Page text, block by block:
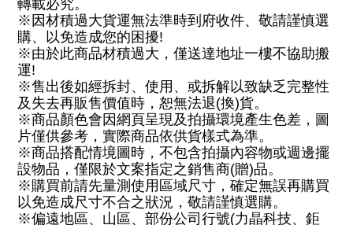
轉載必究。
※因材積過大貨運無法準時到府收件、敬請謹慎選
購、以免造成您的困擾!
※由於此商品材積過大，僅送達地址一樓不協助搬
運!
※售出後如經拆封、使用、或拆解以致缺乏完整性
及失去再販售價值時，恕無法退(換)貨。
※商品顏色會因網頁呈現及拍攝環境產生色差，圖
片僅供參考，實際商品依供貨樣式為準。
※商品搭配情境圖時，不包含拍攝內容物或週邊擺
設物品，僅限於文案指定之銷售商(贈)品。
※購買前請先量測使用區域尺寸，確定無誤再購買
以免造成尺寸不合之狀況，敬請謹慎選購。
※偏遠地區、山區、部份公司行號(力晶科技、鉅